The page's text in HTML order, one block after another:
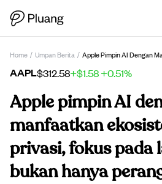
Home / Umpan Berita /
AAPL$312.58+$1.58+0.51%
Apple pimpin AI
manfaatkan
privasi, fokus pada
bukan hanya